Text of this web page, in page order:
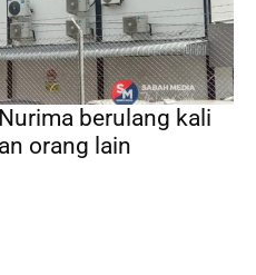
berulang kali
orang lain